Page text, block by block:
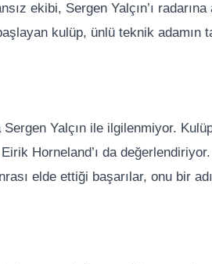
ekibi, Sergen Yalçın’ı radarına
kulüp, ünlü teknik adamın
Sergen Yalçın ile ilgilenmiyor.
Horneland’ı da
elde ettiği başarılar, onu bir